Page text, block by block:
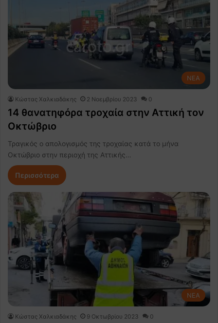
NEA
Κώστας Χαλκιαδάκης 2 Νοεμβρίου 2023 0
14 θανατηφόρα τροχαία στην Αττική τον
Οκτώβριο
Τραγικός ο απολογισμός της τροχαίας κατά το μήνα
Οκτώβριο στην περιοχή της Αττικής…
Περισσότερα
NEA
Κώστας Χαλκιαδάκης 9 Οκτωβρίου 2023 0